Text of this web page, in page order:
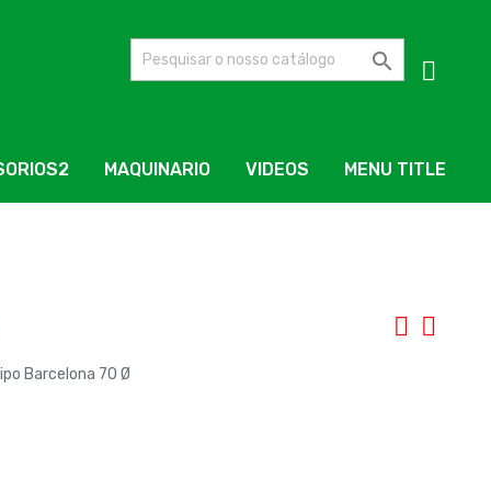

MAQUINARIO VIDEOS MENU TITLE
Barcelona 70 Ø